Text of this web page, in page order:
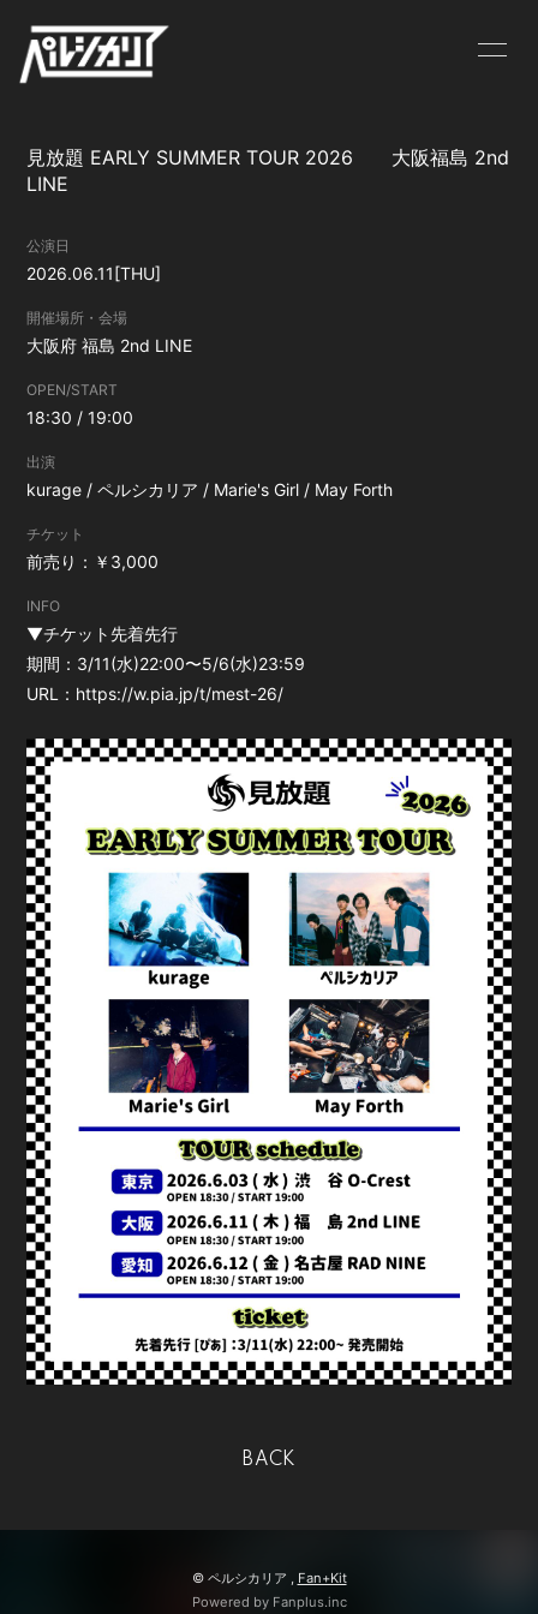
BIOGRAPHY MV
CONTACT
見放題 EARLY SUMMER TOUR 2026 大阪福島 2nd
LINE
公演日
2026.06.11[THU]
開催場所・会場
大阪府福島 2nd LINE
OPEN/START
18:30 / 19:00
出演
kurage / ペルシカリア / Marie's Girl / May Forth
チケット
前売り：￥3,000
INFO
▼チケット先着先行
期間：3/11(水)22:00〜5/6(水)23:59
URL： https://w.pia.jp/t/mest-26/
BACK
© ペルシカリア , Fan+Kit
Powered by Fanplus.inc